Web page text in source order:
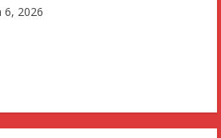
6, 2026